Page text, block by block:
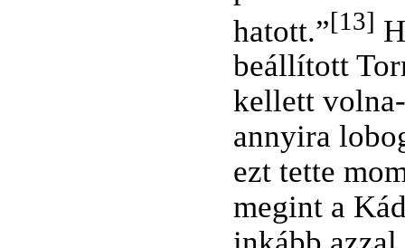
hatott.”[13]
beállított
kellett
annyira
ezt tette
megint a